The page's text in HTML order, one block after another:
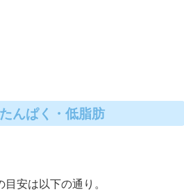
んぱく・低脂肪
安は以下の通り。